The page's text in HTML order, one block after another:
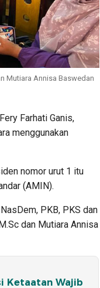
Mutiara Annisa Baswedan
Farhati Ganis,
menggunakan
nomor urut 1 itu
(AMIN).
PKB, PKS dan
dan Mutiara Annisa
Ketaatan Wajib